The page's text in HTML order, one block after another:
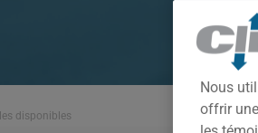
disponibles
Nous
offrir